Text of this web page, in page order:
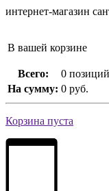
интернет-магазин
В вашей корзине
Всего:
0 позиций
На сумму: 0 руб.
Корзина пуста